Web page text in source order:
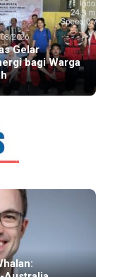
2026
Gelar
bagi Warga